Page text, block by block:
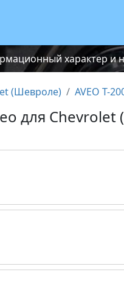
характер и
(Шевроле) AVEO T-
для Chevrolet